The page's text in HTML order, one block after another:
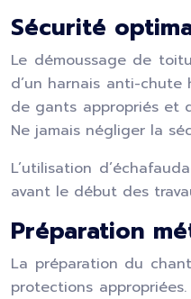
Sécurité
Le démoussage de
d’un harnais anti-chute
de gants appropriés et
Ne jamais négliger la
L’utilisation
avant le début des
Préparation
La préparation du
protections